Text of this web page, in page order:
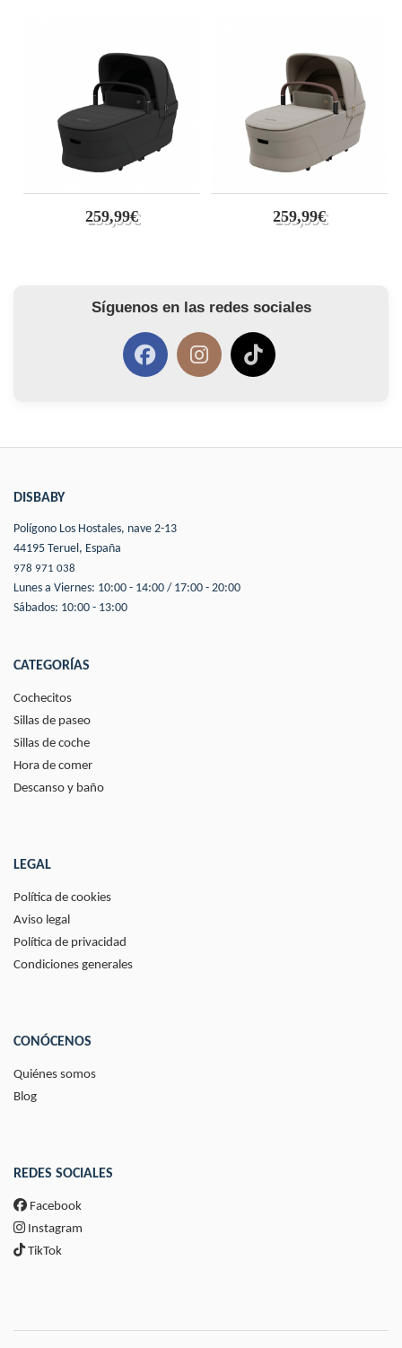
259,99€ 259,99€
Síguenos en las redes sociales
DISBABY
Polígono Los Hostales, nave 2-13
44195 Teruel, España
978 971 038
Lunes a Viernes: 10:00 - 14:00 / 17:00 - 20:00
Sábados: 10:00 - 13:00
CATEGORÍAS
Cochecitos
Sillas de paseo
Sillas de coche
Hora de comer
Descanso y baño
LEGAL
Política de cookies
Aviso legal
Política de privacidad
Condiciones generales
CONÓCENOS
Quiénes somos
Blog
REDES SOCIALES
Facebook
Instagram
TikTok